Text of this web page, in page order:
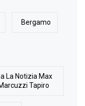
Bergamo
La Notizia Max
Tapiro